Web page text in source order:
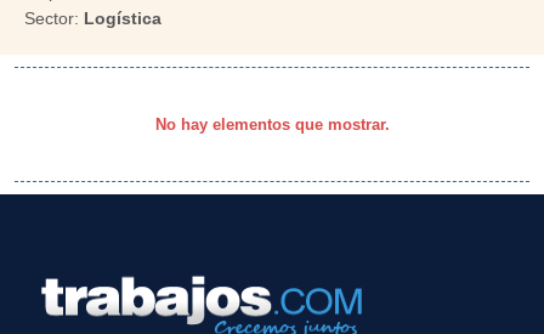
Sector: Logística
No hay elementos que mostrar.